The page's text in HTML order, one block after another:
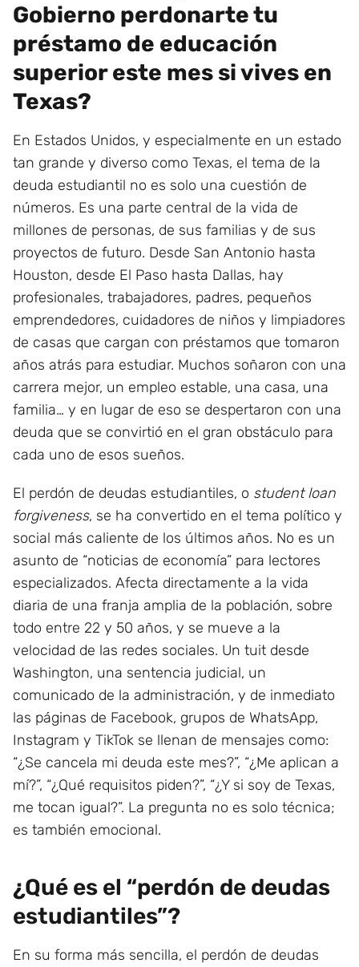
Gobierno perdonarte tu
préstamo de educación
superior este mes si vives en
Texas?
En Estados Unidos, y especialmente en un estado
tan grande y diverso como Texas, el tema de la
deuda estudiantil no es solo una cuestión de
números. Es una parte central de la vida de
millones de personas, de sus familias y de sus
proyectos de futuro. Desde San Antonio hasta
Houston, desde El Paso hasta Dallas, hay
profesionales, trabajadores, padres, pequeños
emprendedores, cuidadores de niños y limpiadores
de casas que cargan con préstamos que tomaron
años atrás para estudiar. Muchos soñaron con una
carrera mejor, un empleo estable, una casa, una
familia… y en lugar de eso se despertaron con una
deuda que se convirtió en el gran obstáculo para
cada uno de esos sueños.
El perdón de deudas estudiantiles, o student loan
forgiveness, se ha convertido en el tema político y
social más caliente de los últimos años. No es un
asunto de “noticias de economía” para lectores
especializados. Afecta directamente a la vida
diaria de una franja amplia de la población, sobre
todo entre 22 y 50 años, y se mueve a la
velocidad de las redes sociales. Un tuit desde
Washington, una sentencia judicial, un
comunicado de la administración, y de inmediato
las páginas de Facebook, grupos de WhatsApp,
Instagram y TikTok se llenan de mensajes como:
“¿Se cancela mi deuda este mes?”, “¿Me aplican a
mí?”, “¿Qué requisitos piden?”, “¿Y si soy de Texas,
me tocan igual?”. La pregunta no es solo técnica;
es también emocional.
¿Qué es el “perdón de deudas
estudiantiles”?
En su forma más sencilla, el perdón de deudas